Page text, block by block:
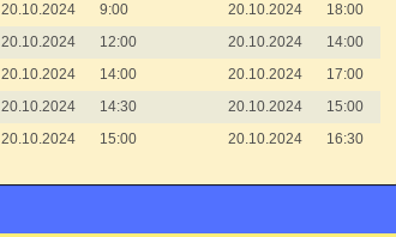
20.10.2024 9:00 20.10.2024
18:00
20.10.2024 12:00 20.10.2024
14:00
20.10.2024 14:00 20.10.2024
17:00
20.10.2024 14:30 20.10.2024
15:00
20.10.2024 15:00 20.10.2024 16:30